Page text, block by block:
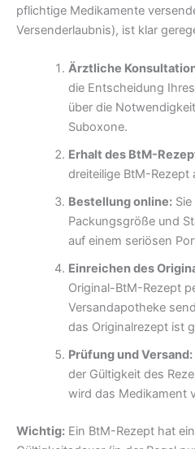
pflichtige Medikamente
Versenderlaubnis), ist klar
Ärztliche
die Entscheidung
über die
Suboxone.
Erhalt des BtM-
dreiteilige BtM-Rezept
Bestellung online:Sie
Packungsgröße und
auf einem seriösen
Einreichen des
Original-BtM-Rezept
Versandapotheke
das Originalrezept ist
Prüfung und Versand:
der Gültigkeit des
wird das Medikament
Wichtig: Ein BtM-Rezept hat